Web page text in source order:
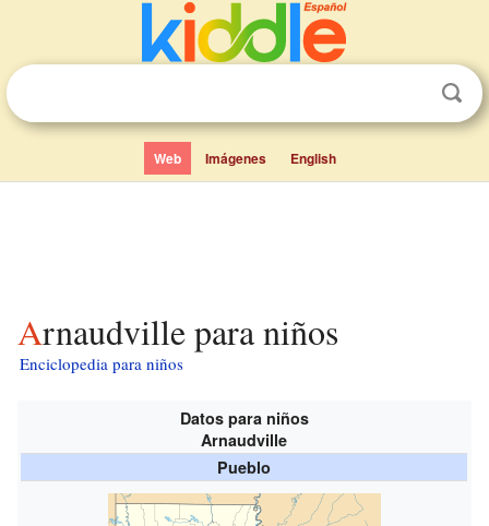
Web Imágenes English
Arnaudville para niños
Enciclopedia para niños
Datos para niños
Arnaudville
Pueblo